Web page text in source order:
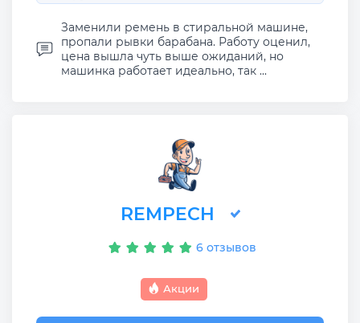
Заменили ремень в стиральной машине,
пропали рывки барабана. Работу оценил,
цена вышла чуть выше ожиданий, но
машинка работает идеально, так ...
REMPECH
6 отзывов
Акции